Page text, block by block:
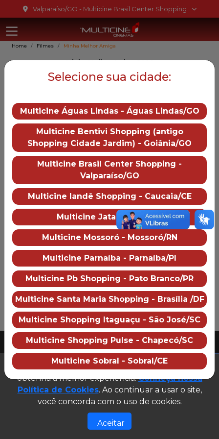
Ir para o conteúdo
Ir para o menu
Valparaíso/GO - Multicine Brasil Center Shopping
Multicine
Home Filmes Minha Melhor Amiga
Minha Melhor Amiga, 2026
Minha Melhor Amiga
Duração:125 min
Distruibução:
Paris Filmes
Trailer
— Minha Melhor Amiga
Mais informações
Multicine Brasil Center Shopping
Sobre o cinema
Como chegar
Preço dos ingressos
2026 Multicine cinemas
CNPJ: 07.609.246/0007-08
Desenvolvido e gerenciado por
Site público v1.0.0
Selecione sua cidade:
Multicine Águas Lindas - Águas Lindas/GO
Multicine Bentivi Shopping (antigo
Shopping Cidade Jardim) - Goiânia/GO
Multicine Brasil Center Shopping -
Valparaíso/GO
Multicine Iandê Shopping - Caucaia/CE
Multicine Jataí - Jataí/GO
Multicine Mossoró - Mossoró/RN
Multicine Parnaíba - Parnaíba/PI
Multicine Pb Shopping - Pato Branco/PR
Multicine Santa Maria Shopping - Brasília /DF
Multicine Shopping Itaguaçu - São José/SC
Multicine Shopping Pulse - Chapecó/SC
Multicine Sobral - Sobral/CE
Este site utiliza cookies para garantir que você
obtenha a melhor experiência.Conheça nossa
Política de Cookies. Ao continuar a usar o site,
você concorda com o uso de cookies.
Aceitar